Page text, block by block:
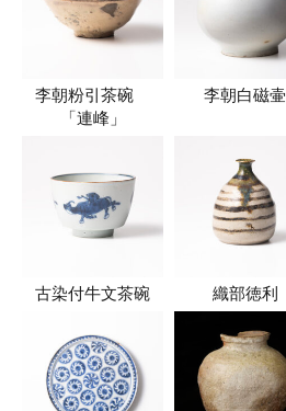
李朝粉引茶碗
「連峰」
李朝白磁壷
古染付牛文茶碗 織部徳利